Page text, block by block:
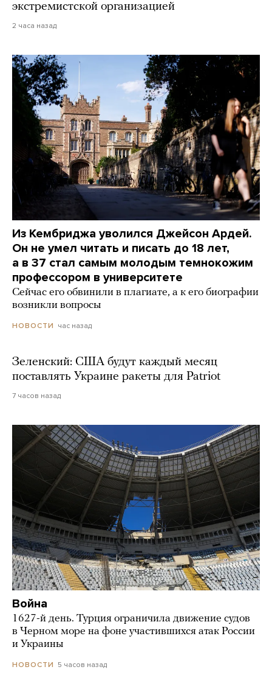
экстремистской организацией
2 часа назад
Из Кембриджа уволился Джейсон Ардей.
Он не умел читать и писать до 18 лет,
а в 37 стал самым молодым темнокожим
профессором в университете
Сейчас его обвинили в плагиате, а к его биографии
возникли вопросы
НОВОСТИ час назад
Зеленский: США будут каждый месяц
поставлять Украине ракеты для Patriot
7 часов назад
Война
1627-й день. Турция ограничила движение судов
в Черном море на фоне участившихся атак России
и Украины
НОВОСТИ 5 часов назад